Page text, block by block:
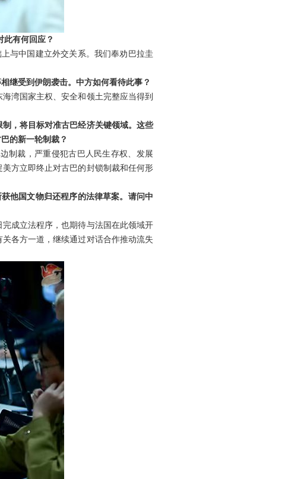
此有何回应？
与中国建立外交关系。我们奉劝巴拉圭
继受到伊朗袭击。中方如何看待此事？
湾国家主权、安全和领土完整应当得到
，将目标对准古巴经济关键领域。这些
的新一轮制裁？
制裁，严重侵犯古巴人民生存权、发展
方立即终止对古巴的封锁制裁和任何形
他国文物归还程序的法律草案。请问中
成立法程序，也期待与法国在此领域开
各方一道，继续通过对话合作推动流失